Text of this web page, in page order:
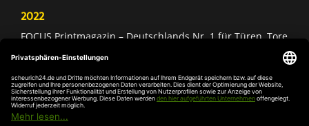
2022
FOCUS Printmagazin – Deutschlands Nr. 1 für Türen, Tore
Deutschland Test – Bester Onlineshop 2022
FOCUS Money – Branchensieger „Rund ums Haus“
DIE WELT – Service-Champion im erlebten Kundenservice
DIE WELT – Branchengewinner Gold-Rang (Türen, Tore &
Antriebe)